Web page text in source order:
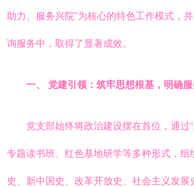
助力、服务兴院”为核心的特色工作模式，
询服务中，取得了显著成效。
一、 党建引领：筑牢思想根基，明确
党支部始终将政治建设摆在首位，通过“
专题读书班、红色基地研学等多种形式，组
史、新中国史、改革开放史、社会主义发展